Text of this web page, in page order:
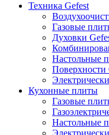
Техника Gefest
Газовые
Духовки
Настольные
Поверхности
Кухонные плиты
Газовые
Настольные